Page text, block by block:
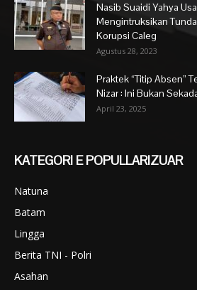
Nasib Suaidi Yahya
Mengintruksikan
Korupsi Caleg
Agustus 28, 2023
Praktek “Titip Absen”
Nizar : Ini Bukan
April 23, 2025
KATEGORI E POPULLARIZUAR
Natuna
Batam
Lingga
Berita TNI - Polri
Asahan